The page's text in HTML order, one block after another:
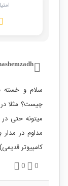
سلام و خسته
کامپیوتر
0
0